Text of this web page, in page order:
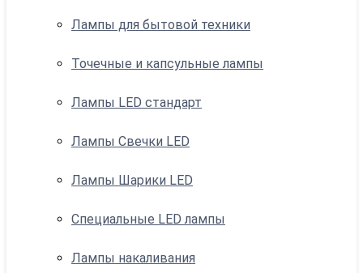
Лампы для бытовой техники
Точечные и капсульные лампы
Лампы LED стандарт
Лампы Свечки LED
Лампы Шарики LED
Специальные LED лампы
Лампы накаливания